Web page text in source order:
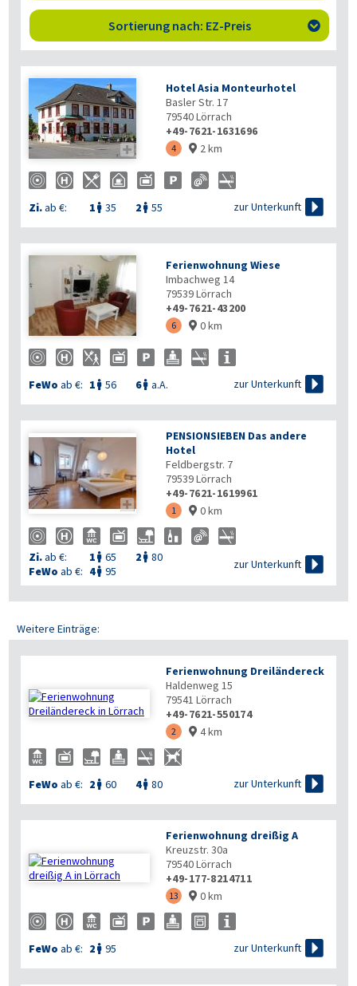
Sortierung nach: EZ-Preis 

Hotel Asia Monteurhotel
Basler Str. 17
79540Lörrach
+49-7621-1631696
4  2 km
Zi.ab €: 1  35 2  55 zur Unterkunft 
Ferienwohnung Wiese
Imbachweg 14
79539Lörrach
+49-7621-43200
6  0 km
FeWo ab €: 1  56 6 a.A. zur Unterkunft 

PENSIONSIEBEN Das andere
Hotel
Feldbergstr. 7
79539Lörrach
+49-7621-1619961
1  0 km
Zi.ab €: 1  65 2  80
FeWo ab €: 4 95
zur Unterkunft 
Weitere Einträge:
Ferienwohnung Dreiländereck
Haldenweg 15
79541 Lörrach
+49-7621-550174
2  4 km
FeWo ab €: 2  60 4 80 zur Unterkunft 
Ferienwohnung dreißig A
Kreuzstr. 30a
79540Lörrach
+49-177-8214711
13  0 km
FeWo ab €: 2  95 zur Unterkunft 